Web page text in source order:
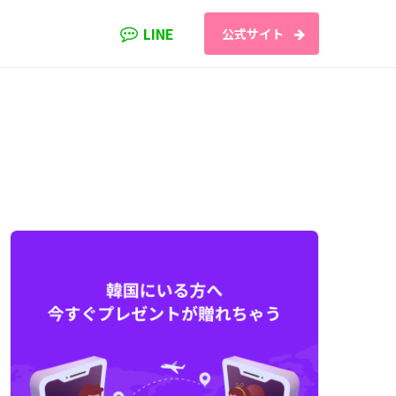
LINE 公式サイト